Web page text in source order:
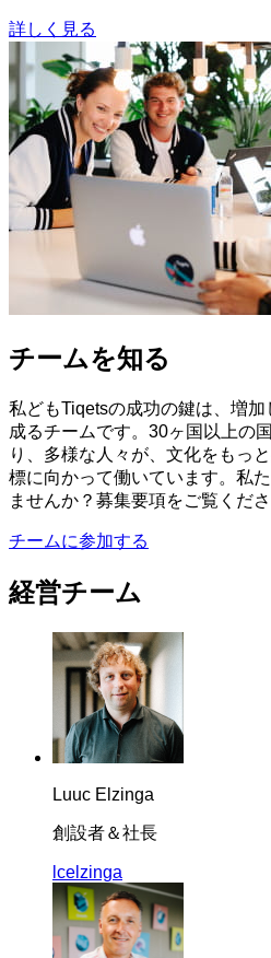
詳しく見る
チームを知る
私どもTiqetsの成功の鍵は、増
成るチームです。30ヶ国以上の
り、多様な人々が、文化をもっ
標に向かって働いています。私
ませんか？募集要項をご覧くださ
チームに参加する
経営チーム
Luuc Elzinga
創設者＆社長
lcelzinga